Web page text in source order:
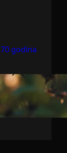
godina